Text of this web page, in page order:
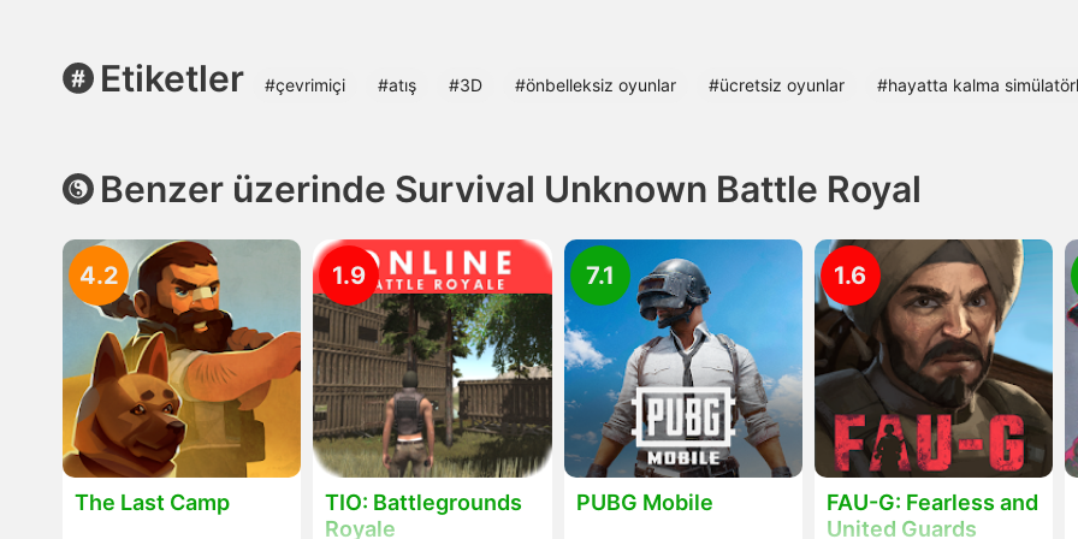
Etiketler #çevrimiçi #atış #3D #önbelleksiz oyunlar #ücretsiz oyunlar #hayatta kalma
Benzer üzerinde Survival Unknown Battle Royal
The Last Camp
4.2
TIO: Battlegrounds
Royale
1.9
PUBG Mobile
7.1
FAU-G: Fearless and
United Guards
1.6